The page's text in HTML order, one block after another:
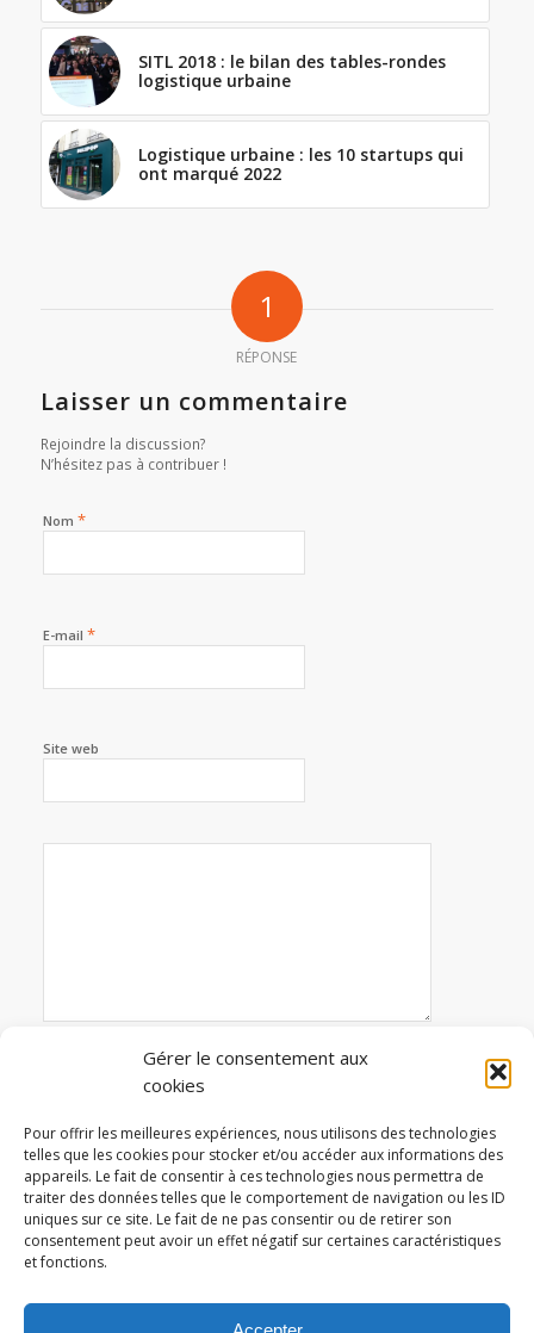
Gérer le consentement aux
cookies
Pour offrir les meilleures expériences, nous utilisons des technologies
telles que les cookies pour stocker et/ou accéder aux informations des
appareils. Le fait de consentir à ces technologies nous permettra de
traiter des données telles que le comportement de navigation ou les ID
uniques sur ce site. Le fait de ne pas consentir ou de retirer son
consentement peut avoir un effet négatif sur certaines caractéristiques
et fonctions.
SITL 2018 : le bilan des tables-rondes
logistique urbaine
Logistique urbaine : les 10 startups qui
ont marqué 2022
1
RÉPONSE
Laisser un commentaire
Rejoindre la discussion?
N’hésitez pas à contribuer !
Nom *
E-mail *
Site web
Ce site utilise Akismet pour réduire les indésirables.
En savoir plus sur la façon dont les données de
vos commentaires sont traitées